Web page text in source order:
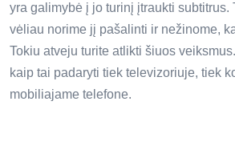
yra galimybė į jo turinį įtraukti subtitrus.
vėliau norime jį pašalinti ir nežinome,
Tokiu atveju turite atlikti šiuos
kaip tai padaryti tiek televizoriuje, tiek
mobiliajame telefone.